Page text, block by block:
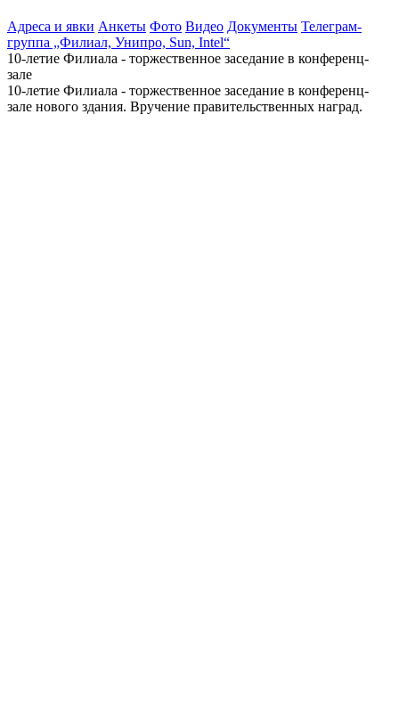
Адреса и явки Анкеты Фото Видео Документы Телеграм-
группа „Филиал, Унипро, Sun, Intel“
10-летие Филиала - торжественное заседание в конференц-
зале
10-летие Филиала - торжественное заседание в конференц-
зале нового здания. Вручение правительственных наград.